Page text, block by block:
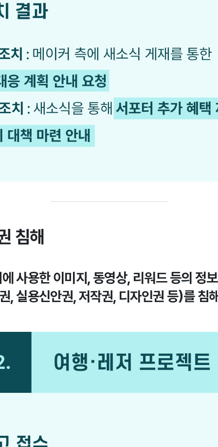
침해
사용한 이미지, 동영상, 리워드 등의 정
, 실용신안권, 저작권, 디자인권 등)를 침